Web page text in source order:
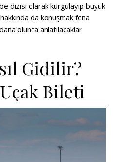
dizisi olarak kurgulayıp büyük
hakkında da konuşmak fena
olunca anlatılacaklar
Gidilir?
Bileti